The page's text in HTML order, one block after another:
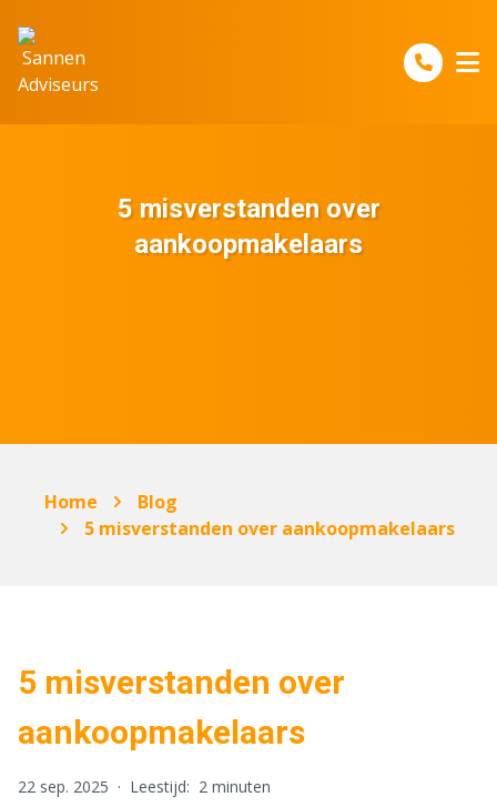
5 misverstanden over
aankoopmakelaars
Home
Blog
5 misverstanden over aankoopmakelaars
5 misverstanden over
aankoopmakelaars
22 sep. 2025 · Leestijd: 2 minuten